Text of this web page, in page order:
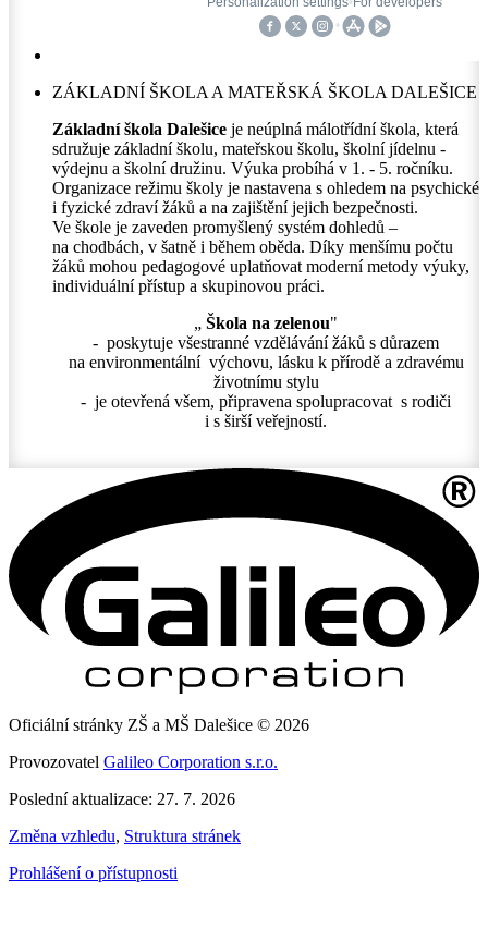
ZÁKLADNÍ ŠKOLA A MATEŘSKÁ ŠKOLA DALEŠICE
Základní škola Dalešice je neúplná málotřídní škola, která
sdružuje základní školu, mateřskou školu, školní jídelnu -
výdejnu a školní družinu. Výuka probíhá v 1. - 5. ročníku.
Organizace režimu školy je nastavena s ohledem na psychické
i fyzické zdraví žáků a na zajištění jejich bezpečnosti.
Ve škole je zaveden promyšlený systém dohledů –
na chodbách, v šatně i během oběda. Díky menšímu počtu
žáků mohou pedagogové uplatňovat moderní metody výuky,
individuální přístup a skupinovou práci.
„ Škola na zelenou"
- poskytuje všestranné vzdělávání žáků s důrazem
na environmentální výchovu, lásku k přírodě a zdravému
životnímu stylu
- je otevřená všem, připravena spolupracovat s rodiči
i s širší veřejností.
Oficiální stránky ZŠ a MŠ Dalešice © 2026
Provozovatel Galileo Corporation s.r.o.
Poslední aktualizace: 27. 7. 2026
Změna vzhledu, Struktura stránek
Prohlášení o přístupnosti